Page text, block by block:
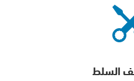
السلط